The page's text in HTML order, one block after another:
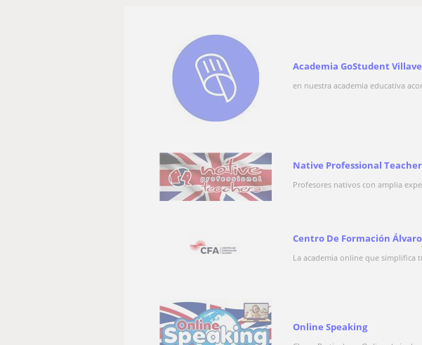
Academia GoStudent
en nuestra academia educativa
Native Professional
Profesores nativos con amplia
Centro De Formación Álvaro
La academia online que simplifica
Online Speaking